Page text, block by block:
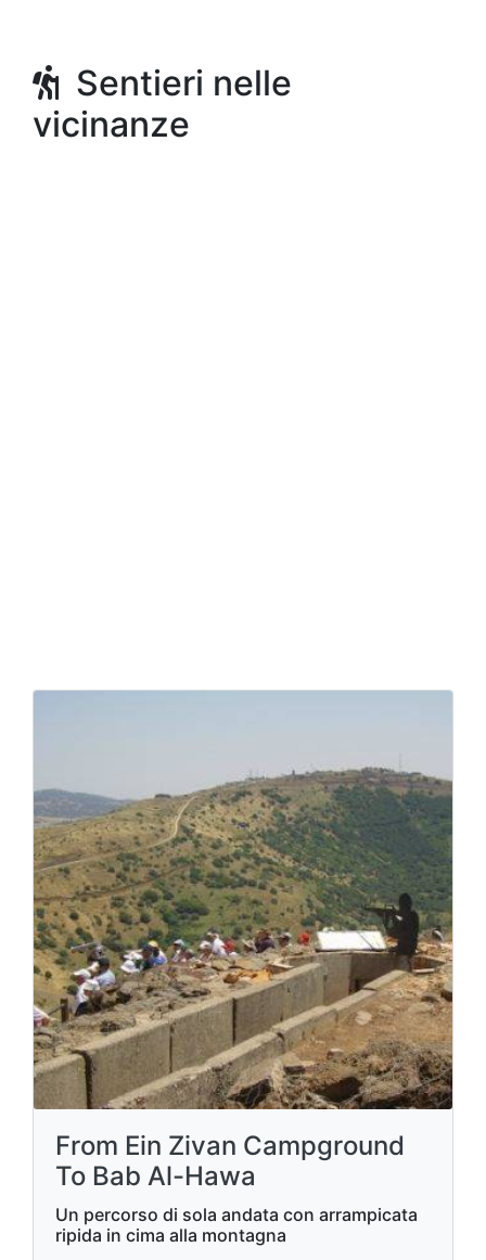
Sentieri nelle
vicinanze
From Ein Zivan Campground
To Bab Al-Hawa
Un percorso di sola andata con arrampicata
ripida in cima alla montagna